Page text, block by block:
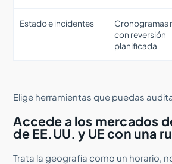
Estado e incidentes
Cronogramas
con reversión
planificada
Elige herramientas que puedas
Accede a los mercados
de EE.UU. y UE con una
Trata la geografía como un horario,